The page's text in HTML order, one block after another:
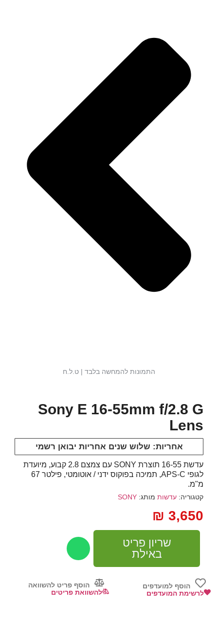
התמונות להמחשה בלבד | ט.ל.ח
Sony E 16-55mm f/2.8 G
Lens
אחריות: שלוש שנים אחריות יבואן רשמי
עדשת 16-55 תוצרת SONY
עם צמצם 2.8 קבוע, מיועדת
לגופי
APS
-C, תמיכה בפוקוס ידני / אוטומטי, פילטר 67
מ"מ.
קטגוריה: עדשות מותג: SONY
₪ 3,650
שריון פריט
באילת
הוסף למועדפים
לרשימת המועדפים
הוסף פריט להשוואה
להשוואת פריטים